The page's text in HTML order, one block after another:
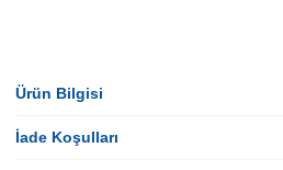
Ürün Bilgisi
İade Koşulları